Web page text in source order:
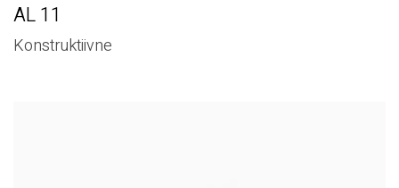
AL 11
Konstruktiivne